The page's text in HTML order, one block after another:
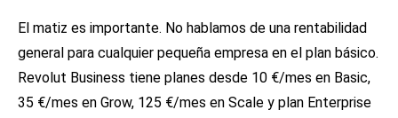
El matiz es importante. No hablamos de una rentabilidad
general para cualquier pequeña empresa en el plan básico.
Revolut Business tiene planes desde 10 €/mes en Basic,
35 €/mes en Grow, 125 €/mes en Scale y plan Enterprise